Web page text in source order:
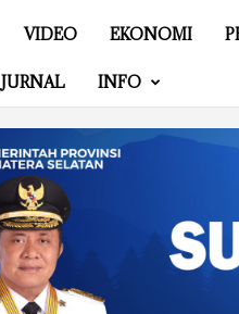
VIDEO EKONOMI
JURNAL INFO